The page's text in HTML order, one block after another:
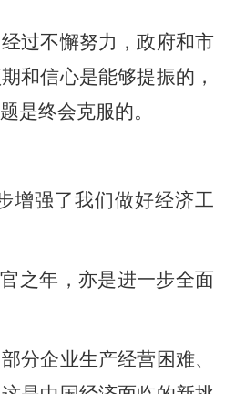
过不懈努力，政府和市
和信心是能够提振的，
是终会克服的。
增强了我们做好经济工
之年，亦是进一步全面
分企业生产经营困难、